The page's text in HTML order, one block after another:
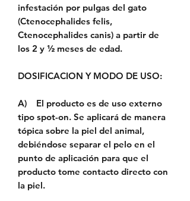
infestación por pulgas del gato
(Ctenocephalides felis,
Ctenocephalides canis) a partir de
los 2 y ½ meses de edad.
DOSIFICACION Y MODO DE USO:
A) El producto es de uso externo
tipo spot-on. Se aplicará de manera
tópica sobre la piel del animal,
debiéndose separar el pelo en el
punto de aplicación para que el
producto tome contacto directo con
la piel.